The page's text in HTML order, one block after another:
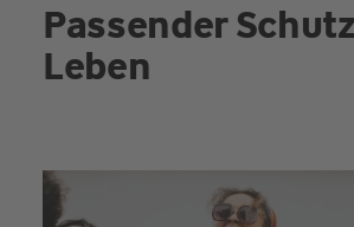
Passender
Leben